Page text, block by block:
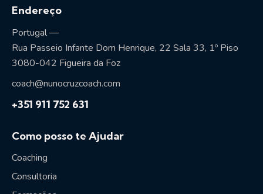
Endereço
Portugal —
Rua Passeio Infante Dom Henrique, 22 Sala 33, 1º Piso
3080-042 Figueira da Foz
coach@nunocruzcoach.com
+351 911 752 631
Como posso te Ajudar
Coaching
Consultoria